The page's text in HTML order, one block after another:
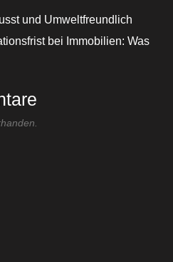
und Umweltfreundlich
bei Immobilien: Was